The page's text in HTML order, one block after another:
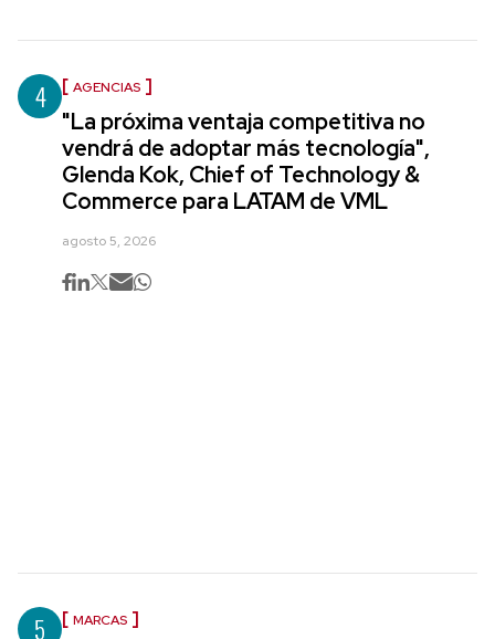
4 AGENCIAS
"La próxima ventaja competitiva no
vendrá de adoptar más tecnología",
Glenda Kok, Chief of Technology &
Commerce para LATAM de VML
agosto 5, 2026
5 MARCAS